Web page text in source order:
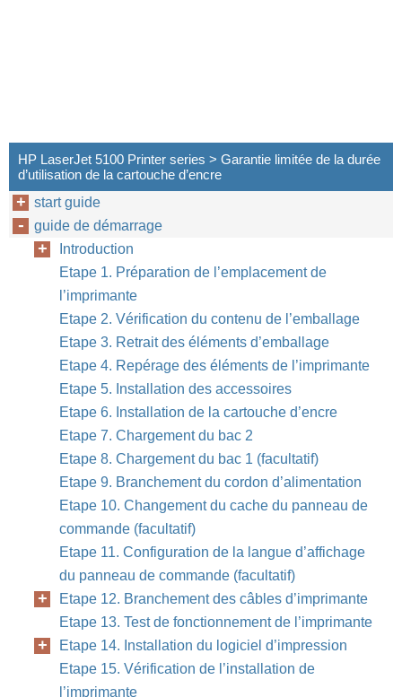
76guide de démarrage
HP LaserJet 5100 Printer series > Garantie limitée de la durée
d’utilisation de la cartouche d’encre
start guide
guide de démarrage
Introduction
Etape 1. Préparation de l’emplacement de
l’imprimante
Etape 2. Vérification du contenu de l’emballage
Etape 3. Retrait des éléments d’emballage
Etape 4. Repérage des éléments de l’imprimante
Etape 5. Installation des accessoires
Etape 6. Installation de la cartouche d’encre
Etape 7. Chargement du bac 2
Etape 8. Chargement du bac 1 (facultatif)
Etape 9. Branchement du cordon d’alimentation
Etape 10. Changement du cache du panneau de
commande (facultatif)
Etape 11. Configuration de la langue d’affichage
du panneau de commande (facultatif)
Etape 12. Branchement des câbles d’imprimante
Etape 13. Test de fonctionnement de l’imprimante
Etape 14. Installation du logiciel d’impression
Etape 15. Vérification de l’installation de
l’imprimante